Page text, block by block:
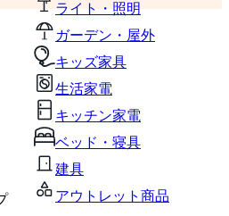
ライト・照明
ガーデン・屋外
キッズ家具
生活家電
キッチン家電
ベッド・寝具
建具
アウトレット商品